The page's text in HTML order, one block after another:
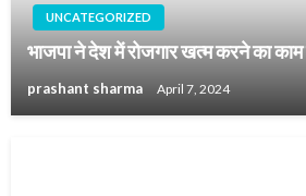
UNCATEGORIZED
भाजपा ने देश में रोजगार खत्म करने का काम
prashant sharma April 7, 2024